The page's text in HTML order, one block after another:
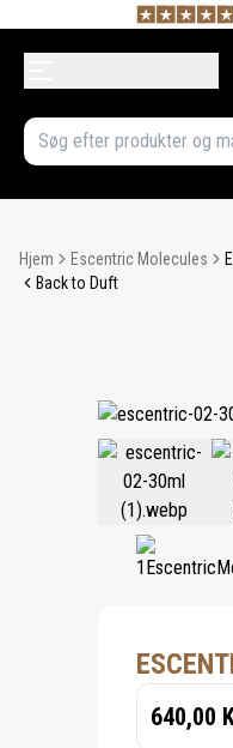
Hjem Escentric Molecules
Back to Duft
640,00